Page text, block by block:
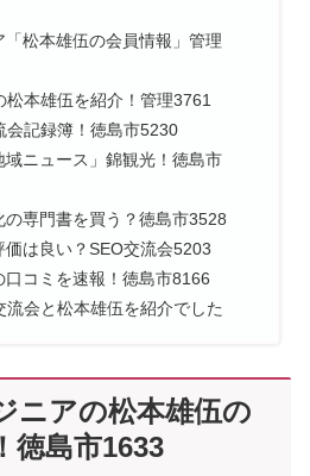
「松本雄伍の会員情報」管理
松本雄伍を紹介！管理3761
会記録簿！徳島市5230
ニュース」錦観光！徳島市
専門書を買う？徳島市3528
は良い？SEO交流会5203
コミを速報！徳島市8166
会と松本雄伍を紹介でした
ニアの松本雄伍の
徳島市1633